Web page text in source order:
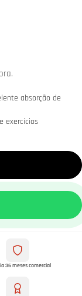
absorção de
exercícios
36 meses comercial